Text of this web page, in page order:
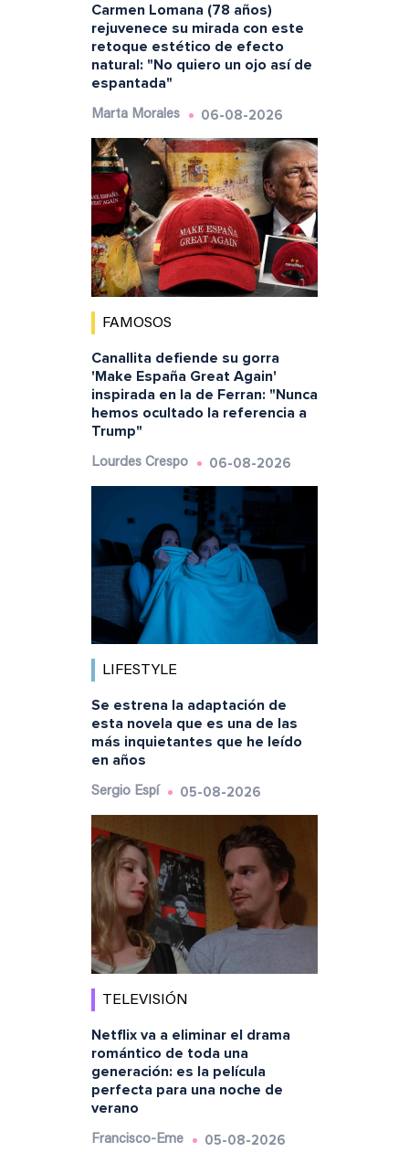
Carmen Lomana (78 años)
rejuvenece su mirada con este
retoque estético de efecto
natural: "No quiero un ojo así de
espantada"
Marta Morales 06-08-2026
FAMOSOS
Canallita defiende su gorra
'Make España Great Again'
inspirada en la de Ferran: "Nunca
hemos ocultado la referencia a
Trump"
Lourdes Crespo 06-08-2026
LIFESTYLE
Se estrena la adaptación de
esta novela que es una de las
más inquietantes que he leído
en años
Sergio Espí 05-08-2026
TELEVISIÓN
Netflix va a eliminar el drama
romántico de toda una
generación: es la película
perfecta para una noche de
verano
Francisco-Eme 05-08-2026